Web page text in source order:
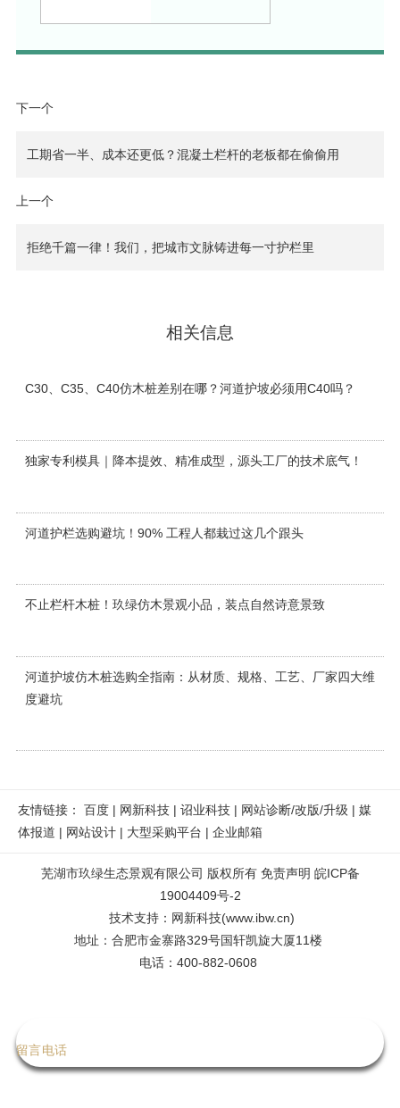
下一个
工期省一半、成本还更低？混凝土栏杆的老板都在偷偷用
上一个
拒绝千篇一律！我们，把城市文脉铸进每一寸护栏里
相关信息
C30、C35、C40仿木桩差别在哪？河道护坡必须用C40吗？
独家专利模具｜降本提效、精准成型，源头工厂的技术底气！
河道护栏选购避坑！90% 工程人都栽过这几个跟头
不止栏杆木桩！玖绿仿木景观小品，装点自然诗意景致
河道护坡仿木桩选购全指南：从材质、规格、工艺、厂家四大维
度避坑
友情链接： 百度 | 网新科技 | 诏业科技 | 网站诊断/改版/升级 | 媒
体报道 | 网站设计 | 大型采购平台 | 企业邮箱
芜湖市玖绿生态景观有限公司 版权所有 免责声明 皖ICP备
19004409号-2
技术支持 ： 网新科技(www.ibw.cn)
地址： 合肥市金寨路329号国轩凯旋大厦11楼
电话：400-882-0608
留言电话